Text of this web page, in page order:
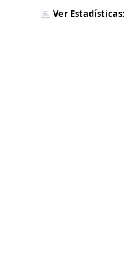
Ver Estadísticas: